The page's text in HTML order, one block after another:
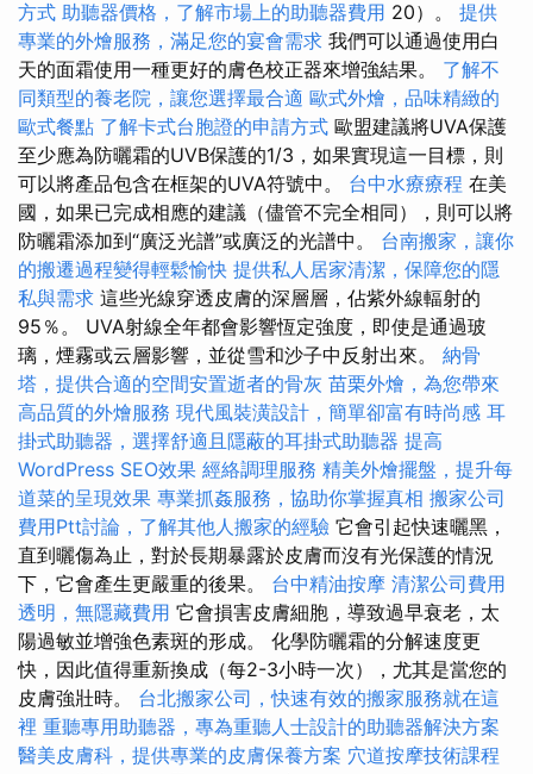
方式 助聽器價格，了解市場上的助聽器費用 20）。 提供
專業的外燴服務，滿足您的宴會需求 我們可以通過使用白
天的面霜使用一種更好的膚色校正器來增強結果。 了解不
同類型的養老院，讓您選擇最合適 歐式外燴，品味精緻的
歐式餐點 了解卡式台胞證的申請方式 歐盟建議將UVA保護
至少應為防曬霜的UVB保護的1/3，如果實現這一目標，則
可以將產品包含在框架的UVA符號中。 台中水療療程 在美
國，如果已完成相應的建議（儘管不完全相同），則可以將
防曬霜添加到“廣泛光譜”或廣泛的光譜中。 台南搬家，讓你
的搬遷過程變得輕鬆愉快 提供私人居家清潔，保障您的隱
私與需求 這些光線穿透皮膚的深層層，佔紫外線輻射的
95％。 UVA射線全年都會影響恆定強度，即使是通過玻
璃，煙霧或云層影響，並從雪和沙子中反射出來。 納骨
塔，提供合適的空間安置逝者的骨灰 苗栗外燴，為您帶來
高品質的外燴服務 現代風裝潢設計，簡單卻富有時尚感 耳
掛式助聽器，選擇舒適且隱蔽的耳掛式助聽器 提高
WordPress SEO效果 經絡調理服務 精美外燴擺盤，提升每
道菜的呈現效果 專業抓姦服務，協助你掌握真相 搬家公司
費用Ptt討論，了解其他人搬家的經驗 它會引起快速曬黑，
直到曬傷為止，對於長期暴露於皮膚而沒有光保護的情況
下，它會產生更嚴重的後果。 台中精油按摩 清潔公司費用
透明，無隱藏費用 它會損害皮膚細胞，導致過早衰老，太
陽過敏並增強色素斑的形成。 化學防曬霜的分解速度更
快，因此值得重新換成（每2-3小時一次），尤其是當您的
皮膚強壯時。 台北搬家公司，快速有效的搬家服務就在這
裡 重聽專用助聽器，專為重聽人士設計的助聽器解決方案
醫美皮膚科，提供專業的皮膚保養方案 穴道按摩技術課程